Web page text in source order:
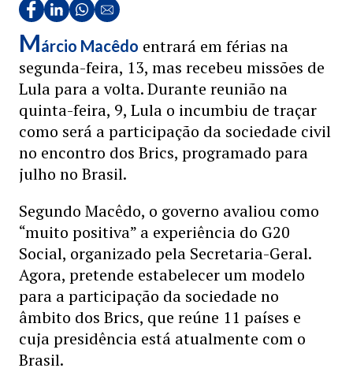
Márcio Macêdo entrará em férias na
segunda-feira, 13, mas recebeu missões de
Lula para a volta. Durante reunião na
quinta-feira, 9, Lula o incumbiu de traçar
como será a participação da sociedade civil
no encontro dos Brics, programado para
julho no Brasil.
Segundo Macêdo, o governo avaliou como
“muito positiva” a experiência do G20
Social, organizado pela Secretaria-Geral.
Agora, pretende estabelecer um modelo
para a participação da sociedade no
âmbito dos Brics, que reúne 11 países e
cuja presidência está atualmente com o
Brasil.